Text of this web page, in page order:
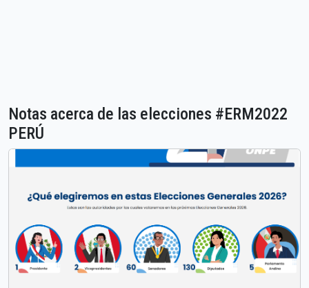
Notas acerca de las elecciones #ERM2022
PERÚ